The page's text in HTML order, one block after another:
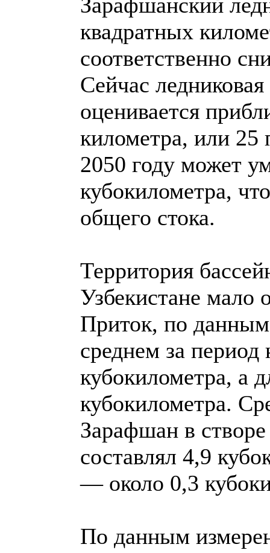
квадратных
соответственно
Сейчас
оценивается
километра, или 25
2050 году может
кубокилометра,
общего стока.
Территория
Узбекистане мало
Приток, по данным
среднем за
кубокилометра, а
кубокилометра.
Зарафшан в
составлял 4,9
— около 0,3
По данным